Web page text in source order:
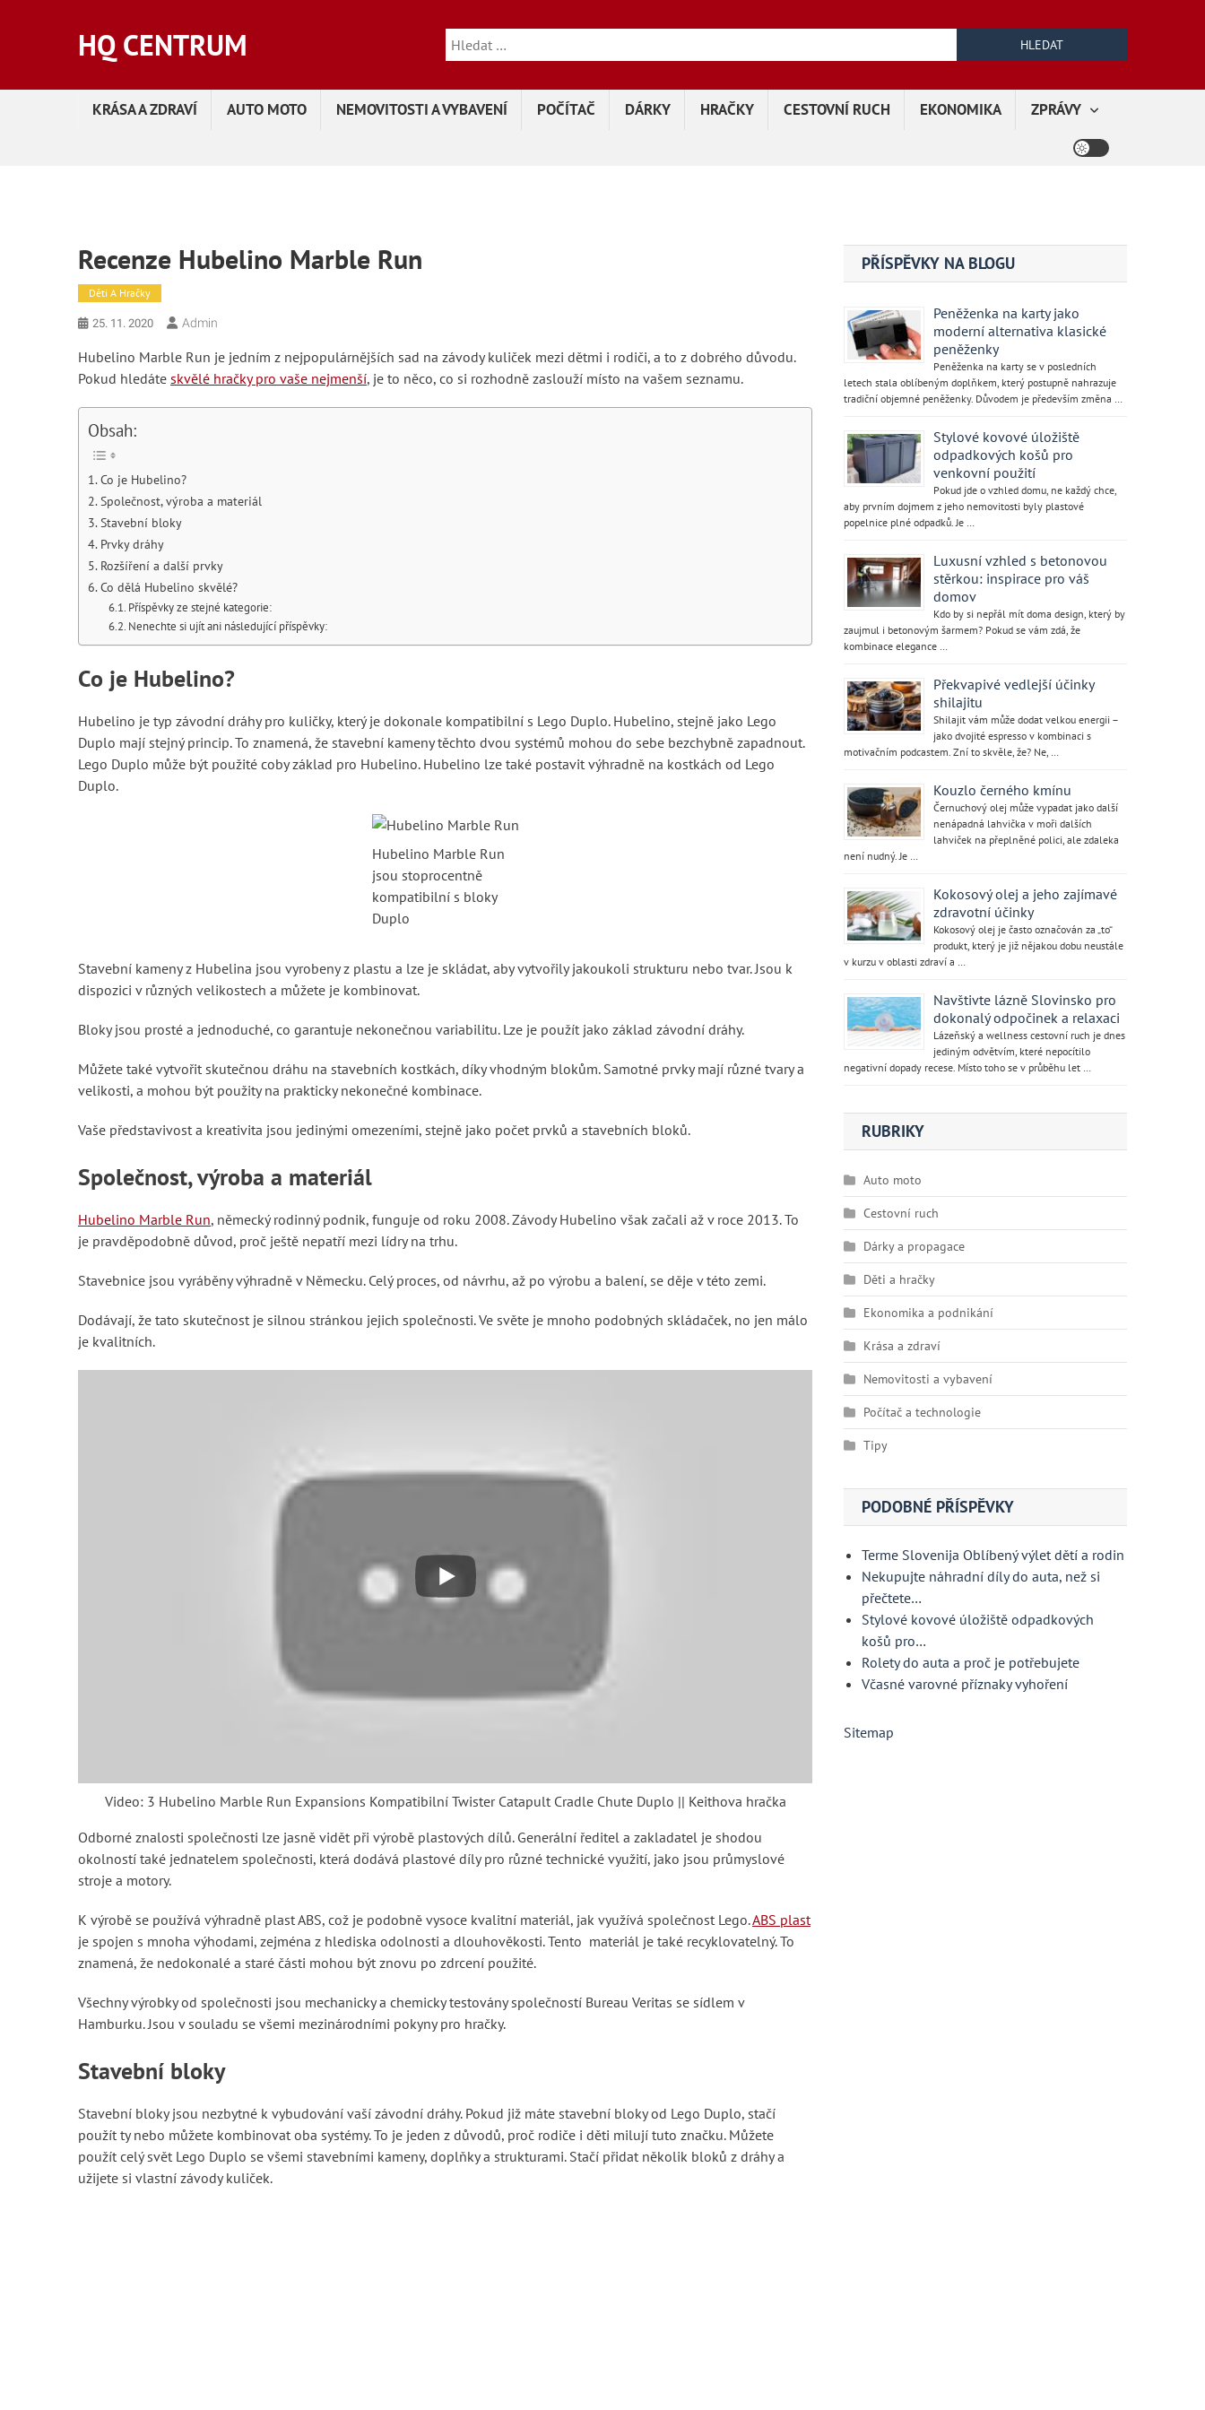
HQ CENTRUM Vyhledávání
KRÁSA A ZDRAVÍ AUTO MOTO NEMOVITOSTI A VYBAVENÍ POČÍTAČ DÁRKY HRAČKY CESTOVNÍ RUCH EKONOMIKA ZPRÁVY
Recenze Hubelino Marble Run
Děti A Hračky
25. 11. 2020 Admin
Hubelino Marble Run je jedním z nejpopulárnějších sad na závody kuliček mezi dětmi i rodiči, a to z dobrého důvodu.
Pokud hledáte skvělé hračky pro vaše nejmenší, je to něco, co si rozhodně zaslouží místo na vašem seznamu.
Obsah:
Co je Hubelino?
Společnost, výroba a materiál
Stavební bloky
Prvky dráhy
Rozšíření a další prvky
Co dělá Hubelino skvělé?
Příspěvky ze stejné kategorie:
Nenechte si ujít ani následující příspěvky:
Co je Hubelino?
Hubelino je typ závodní dráhy pro kuličky, který je dokonale kompatibilní s Lego Duplo. Hubelino, stejně jako Lego
Duplo mají stejný princip. To znamená, že stavební kameny těchto dvou systémů mohou do sebe bezchybně zapadnout.
Lego Duplo může být použité coby základ pro Hubelino. Hubelino lze také postavit výhradně na kostkách od Lego
Duplo.
Hubelino Marble Run
jsou stoprocentně
kompatibilní s bloky
Duplo
Stavební kameny z Hubelina jsou vyrobeny z plastu a lze je skládat, aby vytvořily jakoukoli strukturu nebo tvar. Jsou k
dispozici v různých velikostech a můžete je kombinovat.
Bloky jsou prosté a jednoduché, co garantuje nekonečnou variabilitu. Lze je použít jako základ závodní dráhy.
Můžete také vytvořit skutečnou dráhu na stavebních kostkách, díky vhodným blokům. Samotné prvky mají různé tvary a
velikosti, a mohou být použity na prakticky nekonečné kombinace.
Vaše představivost a kreativita jsou jedinými omezeními, stejně jako počet prvků a stavebních bloků.
Společnost, výroba a materiál
Hubelino Marble Run, německý rodinný podnik, funguje od roku 2008. Závody Hubelino však začali až v roce 2013. To
je pravděpodobně důvod, proč ještě nepatří mezi lídry na trhu.
Stavebnice jsou vyráběny výhradně v Německu. Celý proces, od návrhu, až po výrobu a balení, se děje v této zemi.
Dodávají, že tato skutečnost je silnou stránkou jejich společnosti. Ve světe je mnoho podobných skládaček, no jen málo
je kvalitních.
Video: 3 Hubelino Marble Run Expansions Kompatibilní Twister Catapult Cradle Chute Duplo || Keithova hračka
Odborné znalosti společnosti lze jasně vidět při výrobě plastových dílů. Generální ředitel a zakladatel je shodou
okolností také jednatelem společnosti, která dodává plastové díly pro různé technické využití, jako jsou průmyslové
stroje a motory.
K výrobě se používá výhradně plast ABS, což je podobně vysoce kvalitní materiál, jak využívá společnost Lego.ABS plast
je spojen s mnoha výhodami, zejména z hlediska odolnosti a dlouhověkosti. Tento materiál je také recyklovatelný. To
znamená, že nedokonalé a staré části mohou být znovu po zdrcení použité.
Všechny výrobky od společnosti jsou mechanicky a chemicky testovány společností Bureau Veritas se sídlem v
Hamburku. Jsou v souladu se všemi mezinárodními pokyny pro hračky.
Stavební bloky
Stavební bloky jsou nezbytné k vybudování vaší závodní dráhy. Pokud již máte stavební bloky od Lego Duplo, stačí
použít ty nebo můžete kombinovat oba systémy. To je jeden z důvodů, proč rodiče i děti milují tuto značku. Můžete
použít celý svět Lego Duplo se všemi stavebními kameny, doplňky a strukturami. Stačí přidat několik bloků z dráhy a
užijete si vlastní závody kuliček.
PŘÍSPĚVKY NA BLOGU
Peněženka na karty jako
moderní alternativa klasické
peněženky
Peněženka na karty se v posledních
letech stala oblíbeným doplňkem, který postupně nahrazuje
tradiční objemné peněženky. Důvodem je především změna …
Stylové kovové úložiště
odpadkových košů pro
venkovní použití
Pokud jde o vzhled domu, ne každý chce,
aby prvním dojmem z jeho nemovitosti byly plastové
popelnice plné odpadků. Je …
Luxusní vzhled s betonovou
stěrkou: inspirace pro váš
domov
Kdo by si nepřál mít doma design, který by
zaujmul i betonovým šarmem? Pokud se vám zdá, že
kombinace elegance …
Překvapivé vedlejší účinky
shilajitu
Shilajit vám může dodat velkou energii –
jako dvojité espresso v kombinaci s
motivačním podcastem. Zní to skvěle, že? Ne, …
Kouzlo černého kmínu
Černuchový olej může vypadat jako další
nenápadná lahvička v moři dalších
lahviček na přeplněné polici, ale zdaleka
není nudný. Je …
Kokosový olej a jeho zajímavé
zdravotní účinky
Kokosový olej je často označován za „to“
produkt, který je již nějakou dobu neustále
v kurzu v oblasti zdraví a …
Navštivte lázně Slovinsko pro
dokonalý odpočinek a relaxaci
Lázeňský a wellness cestovní ruch je dnes
jediným odvětvím, které nepocítilo
negativní dopady recese. Místo toho se v průběhu let …
RUBRIKY
Auto moto
Cestovní ruch
Dárky a propagace
Děti a hračky
Ekonomika a podnikání
Krása a zdraví
Nemovitosti a vybavení
Počítač a technologie
Tipy
PODOBNÉ PŘÍSPĚVKY
Terme Slovenija Oblíbený výlet dětí a rodin
Nekupujte náhradní díly do auta, než si
přečtete…
Stylové kovové úložiště odpadkových
košů pro…
Rolety do auta a proč je potřebujete
Včasné varovné příznaky vyhoření
Sitemap